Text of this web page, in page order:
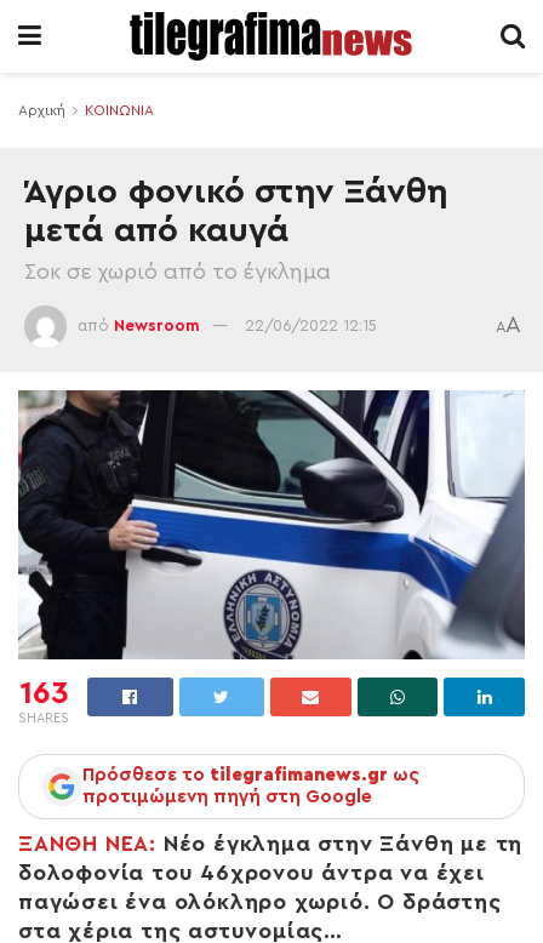
Αρχική ΚΟΙΝΩΝΙΑ
Άγριο φονικό στην Ξάνθη
μετά από καυγά
Σοκ σε χωριό από το έγκλημα
από Newsroom 22/06/2022 12:15 AA
163
SHARES
Πρόσθεσε το tilegrafimanews.gr ως
προτιμώμενη πηγή στη Google
ΞΑΝΘΗ ΝΕΑ: Νέο έγκλημα στην Ξάνθη με τη
δολοφονία του 46χρονου άντρα να έχει
παγώσει ένα ολόκληρο χωριό. Ο δράστης
στα χέρια της αστυνομίας…